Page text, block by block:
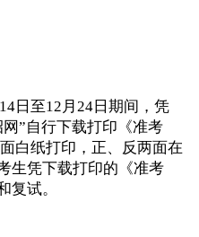
至12月24日期间，凭
”自行下载打印《准考
白纸打印，正、反两面在
生凭下载打印的《准考
复试。